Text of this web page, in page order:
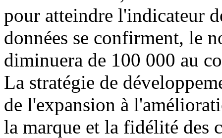
pour atteindre l'indicateur
données se confirment, le
diminuera de 100 000 au
La stratégie de
de l'expansion à
la marque et la fidélité des